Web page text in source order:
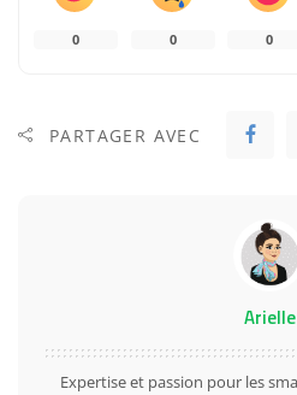
0 0 0
PARTAGER AVEC
Arielle
Expertise et passion pour les